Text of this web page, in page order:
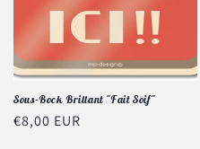
Sous-Bock Brillant "Fait Soif"
Prix
€8,00 EUR